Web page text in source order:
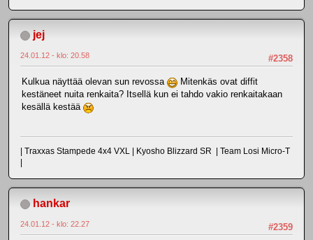
jej
#2358
24.01.12 - klo: 20.58
Kulkua näyttää olevan sun revossa
Mitenkäs ovat diffit
kestäneet nuita renkaita? Itsellä kun ei tahdo vakio renkaitakaan
kesällä kestää
| Traxxas Stampede 4x4 VXL | Kyosho Blizzard SR | Team Losi Micro-T
hankar
#2359
24.01.12 - klo: 22.27